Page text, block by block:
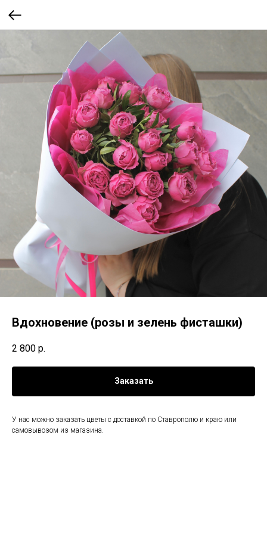
Вдохновение (розы и зелень фисташки)
2 800 р.
Заказать
У нас можно заказать цветы с доставкой по Ставрополю и краю или
самовывозом из магазина.